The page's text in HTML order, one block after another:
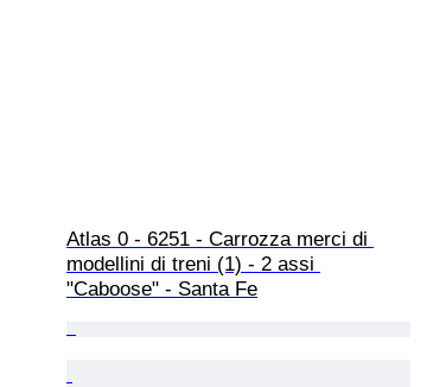
Atlas 0 - 6251 - Carrozza merci di
modellini di treni (1) - 2 assi
"Caboose" - Santa Fe